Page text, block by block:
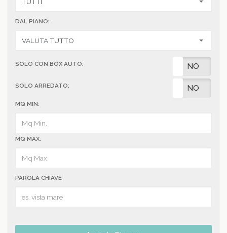
DAL PIANO:
SOLO CON BOX AUTO: NO
SOLO ARREDATO: NO
MQ MIN:
MQ MAX:
PAROLA CHIAVE